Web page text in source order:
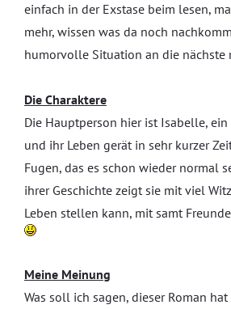
einfach in der Exstase beim lesen,
mehr, wissen was da noch
humorvolle Situation an die nächste
Die Charaktere
Die Hauptperson hier ist Isabelle,
und ihr Leben gerät in sehr kurzer
Fugen, das es schon wieder normal
ihrer Geschichte zeigt sie mit viel
Leben stellen kann, mit samt
Meine Meinung
Was soll ich sagen, dieser Roman